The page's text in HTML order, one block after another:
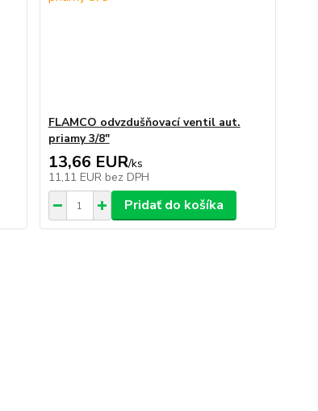
FLAMCO odvzdušňovací ventil aut.
priamy 3/8"
13,66 EUR/ks
11,11 EUR bez DPH
Pridať do košíka